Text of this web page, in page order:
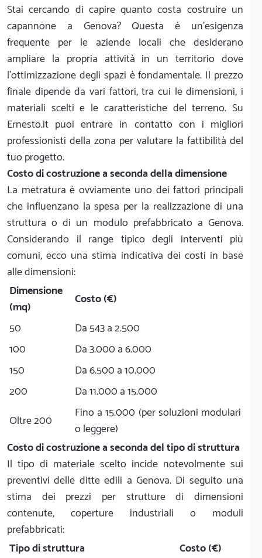
Stai cercando di capire quanto costa costruire un
capannone a Genova? Questa è un'esigenza
frequente per le aziende locali che desiderano
ampliare la propria attività in un territorio dove
l'ottimizzazione degli spazi è fondamentale. Il prezzo
finale dipende da vari fattori, tra cui le dimensioni, i
materiali scelti e le caratteristiche del terreno. Su
Ernesto.it puoi entrare in contatto con i migliori
professionisti della zona per valutare la fattibilità del
tuo progetto.
Costo di costruzione a seconda della dimensione
La metratura è ovviamente uno dei fattori principali
che influenzano la spesa per la realizzazione di una
struttura o di un modulo prefabbricato a Genova.
Considerando il range tipico degli interventi più
comuni, ecco una stima indicativa dei costi in base
alle dimensioni:
Dimensione
(mq)
Costo (€)
50
Da 543 a 2.500
100
Da 3.000 a 6.000
150
Da 6.500 a 10.000
200
Da 11.000 a 15.000
Oltre 200
Fino a 15.000 (per soluzioni modulari
o leggere)
Costo di costruzione a seconda del tipo di struttura
Il tipo di materiale scelto incide notevolmente sui
preventivi delle ditte edili a Genova. Di seguito una
stima dei prezzi per strutture di dimensioni
contenute, coperture industriali o moduli
prefabbricati:
Tipo di struttura
Costo (€)